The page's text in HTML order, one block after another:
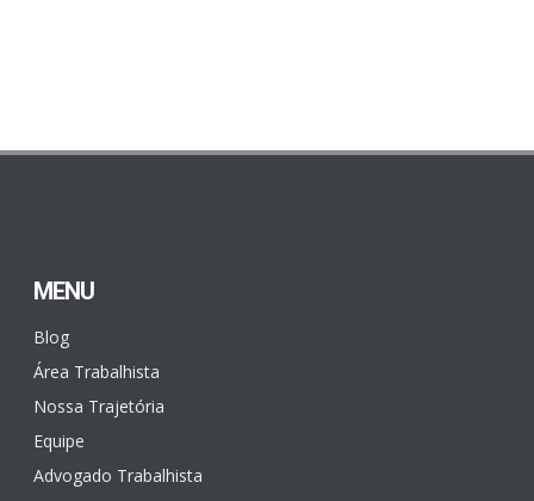
MENU
Blog
Área Trabalhista
Nossa Trajetória
Equipe
Advogado Trabalhista